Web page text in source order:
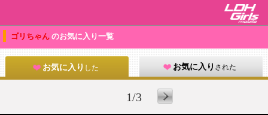
ゴリちゃん のお気に入り一覧
お気に入り した お気に入り された
1/3